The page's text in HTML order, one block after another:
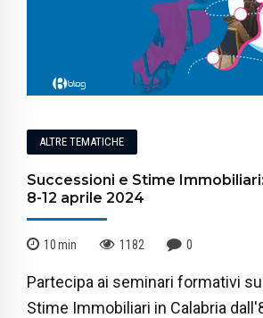
ALTRE TEMATICHE
Successioni e Stime
8-12 aprile 2024
10min 1182 0
Partecipa ai seminari formativi
Stime Immobiliari in Calabria